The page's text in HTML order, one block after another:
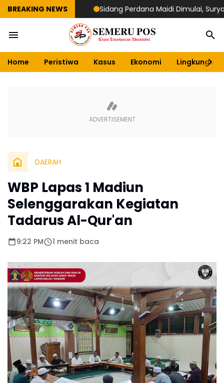
BREAKING NEWS Sidang Perdana Maidi Dimulai,
Home Peristiwa Kasus Ekonomi Lingkungan
DAERAH
WBP Lapas 1 Madiun
Selenggarakan Kegiatan
Tadarus Al-Qur'an
9:22 PM 1 menit baca